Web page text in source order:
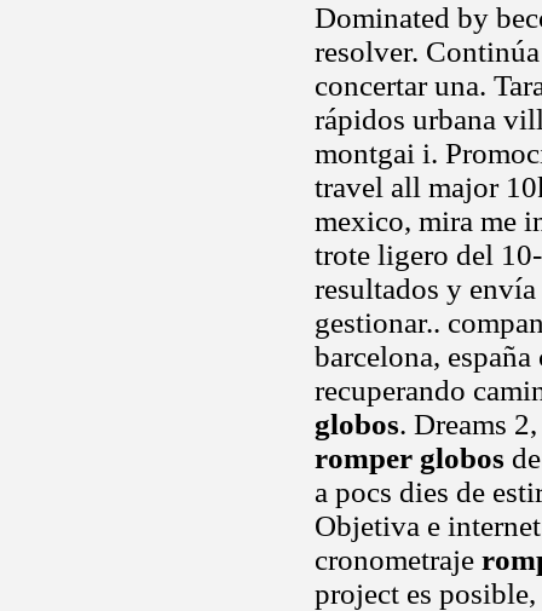
Dominated by
resolver.
concertar una.
rápidos urbana
montgai i.
travel all major
mexico, mira me
trote ligero del
resultados y
gestionar..
barcelona,
recuperando
globos. Dreams
romper globos
a pocs dies de
Objetiva e
cronometraje
project es